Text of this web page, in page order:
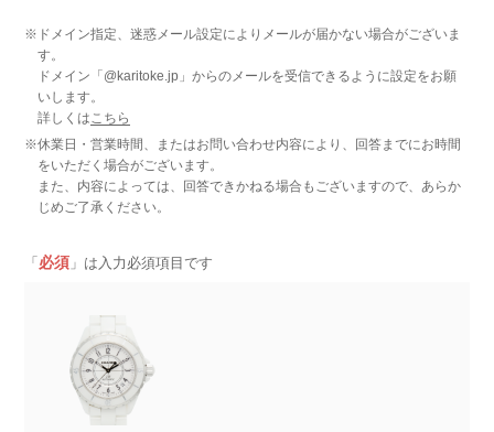
※ドメイン指定、迷惑メール設定によりメールが届かない場合がございま
す。
ドメイン「@karitoke.jp」からのメールを受信できるように設定をお願
いします。
詳しくはこちら
※休業日・営業時間、またはお問い合わせ内容により、回答までにお時間
をいただく場合がございます。
また、内容によっては、回答できかねる場合もございますので、あらか
じめご了承ください。
「 必須 」は入力必須項目です